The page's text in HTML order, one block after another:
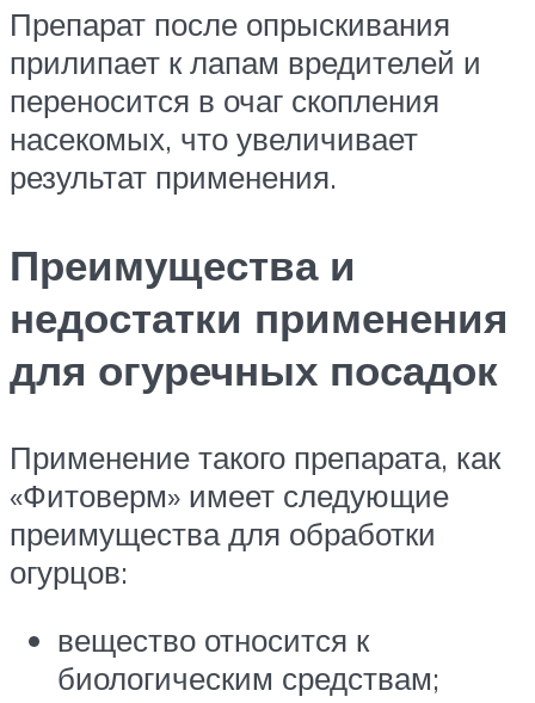
Препарат после опрыскивания
прилипает к лапам вредителей и
переносится в очаг скопления
насекомых, что увеличивает
результат применения.
Преимущества и
недостатки применения
для огуречных посадок
Применение такого препарата, как
«Фитоверм» имеет следующие
преимущества для обработки
огурцов:
вещество относится к
биологическим средствам;